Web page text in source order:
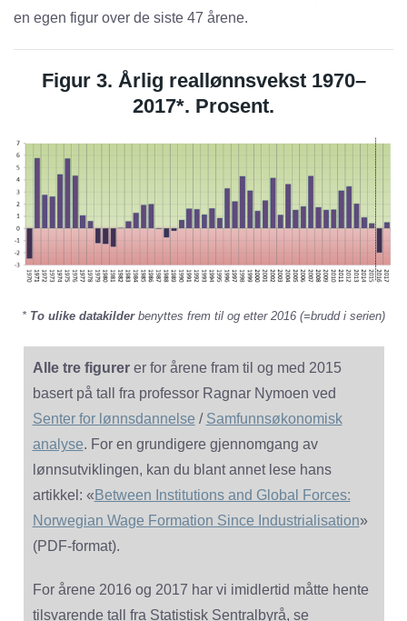
en egen figur over de siste 47 årene.
Figur 3. Årlig reallønnsvekst 1970–
2017*. Prosent.
* To ulike datakilderbenyttes frem til og etter 2016 (=brudd i serien)
Alle tre figurerer for årene fram til og med 2015
basert på tall fra professor Ragnar Nymoen ved
Senter for lønnsdannelse / Samfunnsøkonomisk
analyse. For en grundigere gjennomgang av
lønnsutviklingen, kan du blant annet lese hans
artikkel: « Between Institutions and Global Forces:
Norwegian Wage Formation Since Industrialisation»
(PDF-format).
For årene 2016 og 2017 har vi imidlertid måtte hente
tilsvarende tall fra Statistisk Sentralbyrå, se